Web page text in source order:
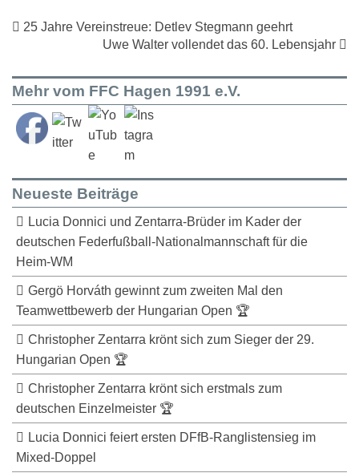
25 Jahre Vereinstreue: Detlev Stegmann geehrt
Uwe Walter vollendet das 60. Lebensjahr
Mehr vom FFC Hagen 1991 e.V.
Neueste Beiträge
Lucia Donnici und Zentarra-Brüder im Kader der
deutschen Federfußball-Nationalmannschaft für die
Heim-WM
Gergö Horváth gewinnt zum zweiten Mal den
Teamwettbewerb der Hungarian Open 🏆
Christopher Zentarra krönt sich zum Sieger der 29.
Hungarian Open 🏆
Christopher Zentarra krönt sich erstmals zum
deutschen Einzelmeister 🏆
Lucia Donnici feiert ersten DFfB-Ranglistensieg im
Mixed-Doppel